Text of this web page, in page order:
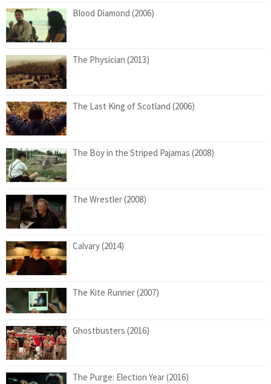
Blood Diamond (2006)
The Physician (2013)
The Last King of Scotland (2006)
The Boy in the Striped Pajamas (2008)
The Wrestler (2008)
Calvary (2014)
The Kite Runner (2007)
Ghostbusters (2016)
The Purge: Election Year (2016)